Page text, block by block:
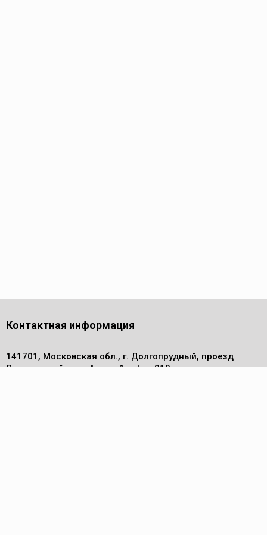
Контактная информация
141701, Московская обл., г. Долгопрудный, проезд
Лихачевский, дом 4, стр. 1, офис 219